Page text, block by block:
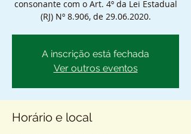
consonante com o Art. 4º da Lei Estadual
(RJ) Nº 8.906, de 29.06.2020.
A inscrição está fechada
Ver outros eventos
Horário e local